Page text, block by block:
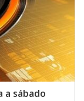
a sábado